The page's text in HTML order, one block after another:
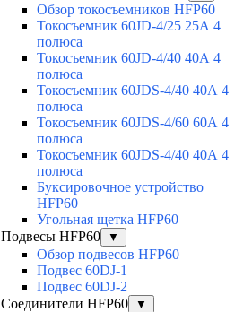
Обзор токосъемников HFP60
Токосъемник 60JD-4/25 25А 4
полюса
Токосъемник 60JD-4/40 40А 4
полюса
Токосъемник 60JDS-4/40 40А 4
полюса
Токосъемник 60JDS-4/60 60А 4
полюса
Токосъемник 60JDS-4/40 40А 4
полюса
Буксировочное устройство
HFP60
Угольная щетка HFP60
Подвесы HFP60
▼
Обзор подвесов HFP60
Подвес 60DJ-1
Подвес 60DJ-2
Соединители HFP60
▼